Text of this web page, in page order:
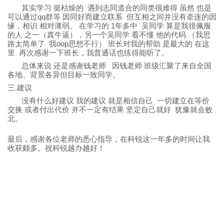
其实学习 挺枯燥的 遇到志同道合的同类很难得 虽然 也是
可以通过qq群等 因同好而建立联系 但互相之间并没有牵连的因
缘，相识 相对薄弱。 在学习的 1年多中 吴同学 算是我很佩服
的人 之一（真牛逼），另一个吴同学 看不懂 他的代码 （我思
路太简单了 我oop思想不行） 班长对我的帮助 是最大的 在这
里 再次感谢一下班长，我普通话也练得能听了。
总体来说 还是感谢钱老师 因钱老师 班级汇聚了来自全国
各地、背景各异但目标一致同学。
三.建议
没有什么好建议 我的建议 就是相信自己 一切建立在等价
交换 或者付出代价 并不一定有结果 坚定自己就好 犹豫就会败
北。
最后，感谢各位老师的悉心指导，在科锐这一年多的时间让我
收获颇多。祝科锐越办越好！